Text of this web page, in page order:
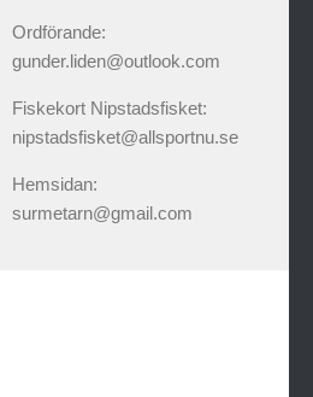
Ordförande:
gunder.liden@outlook.com
Fiskekort Nipstadsfisket:
nipstadsfisket@allsportnu.se
Hemsidan:
surmetarn@gmail.com